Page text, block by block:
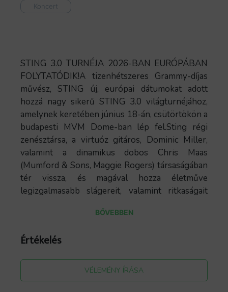
Koncert
STING 3.0 TURNÉJA 2026-BAN EURÓPÁBAN
FOLYTATÓDIK!A tizenhétszeres Grammy-díjas
művész, STING új, európai dátumokat adott
hozzá nagy sikerű STING 3.0 világturnéjához,
amelynek keretében június 18-án, csütörtökön a
budapesti MVM Dome-ban lép fel.Sting régi
zenésztársa, a virtuóz gitáros, Dominic Miller,
valamint a dinamikus dobos Chris Maas
(Mumford & Sons, Maggie Rogers) társaságában
tér vissza, és magával hozza életműve
legizgalmasabb slágereit, valamint ritkaságait
sikert aratott STING 3.0 turné egy különleges
aki úttörő munkásságáról ismert
Police zenekar frontembereként és
dalszerzőjeként, karrierje során folyamatosan
BŐVEBBEN
Értékelés
VÉLEMÉNY ÍRÁSA